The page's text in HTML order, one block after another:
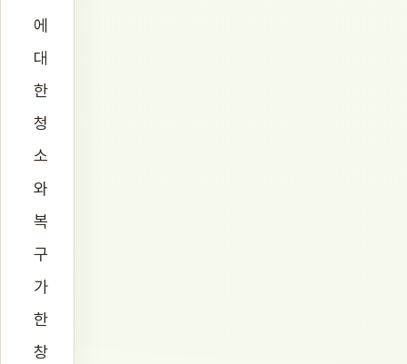
에
대
한
청
소
와
복
구
가
한
창